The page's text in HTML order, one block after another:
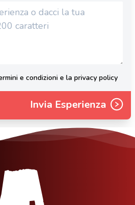
e condizioni e la privacy policy
Invia Esperienza